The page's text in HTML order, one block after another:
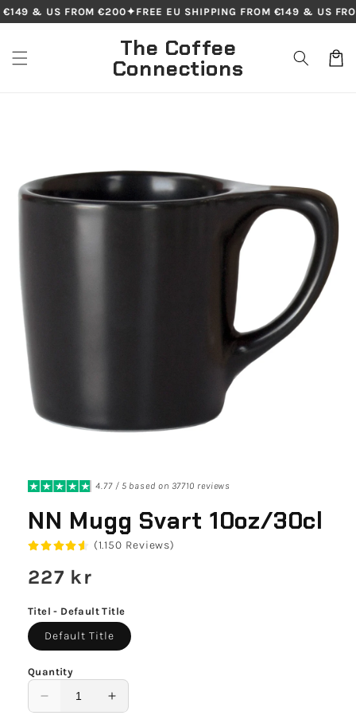
Skip to
content
& US FROM €200✦FREE EU SHIPPING FROM €149 & US
The Coffee
Connections Cart
4.77 / 5 based on 37710 reviews
NN Mugg Svart 10oz/30cl
(1.150 Reviews)
Regular
227 kr
Titel - Default Title
Default Title
Quantity
Decrease
Increase